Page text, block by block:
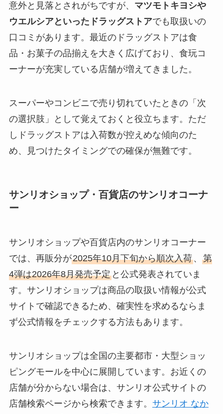
意外と見落とされがちですが、 マツモトキヨシや
ウエルシアといったドラッグストアでも取扱いの
口コミがあります。最近のドラッグストアは食
品・お菓子の品揃えを大きく広げており、食玩コ
ーナーが充実している店舗が増えてきました。
スーパーやコンビニで売り切れていたときの「次
の選択肢」として覚えておくと役立ちます。ただ
しドラッグストアは入荷数が控えめな傾向のた
め、見つけたタイミングでの確保が無難です。
サンリオショップ・百貨店のサンリオコーナ
ー
サンリオショップや百貨店内のサンリオコーナー
では、再販分が2025年10月下旬から順次入荷、 第
4弾は2026年8月発売予定と公式発表されていま
す。サンリオショップは商品の取扱い情報が公式
サイトで確認できるため、確実性を求めるならま
ず公式情報をチェックする方法もあります。
サンリオショップは全国の主要都市・大型ショッ
ピングモールを中心に展開しています。お近くの
店舗が分からない場合は、サンリオ公式サイトの
店舗検索ページから検索できます。 サンリオ なか